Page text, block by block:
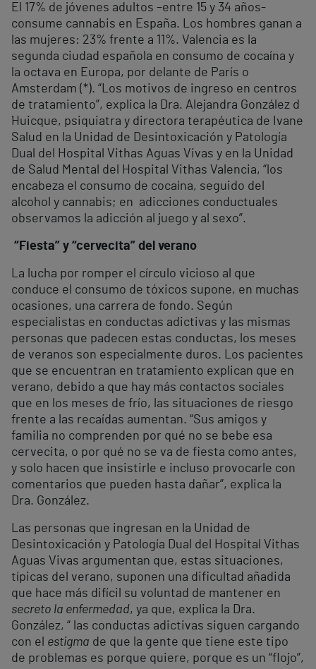
El 17% de jóvenes adultos –entre 15 y 34 años-
consume cannabis en España. Los hombres ganan a
las mujeres: 23% frente a 11%. Valencia es la
segunda ciudad española en consumo de cocaína y
la octava en Europa, por delante de París o
Amsterdam (*). “Los motivos de ingreso en centros
de tratamiento”, explica la Dra. Alejandra González d
´Huicque, psiquiatra y directora terapéutica de Ivane
Salud en la Unidad de Desintoxicación y Patología
Dual del Hospital Vithas Aguas Vivas y en la Unidad
de Salud Mental del Hospital Vithas Valencia, “los
encabeza el consumo de cocaína, seguido del
alcohol y cannabis; en adicciones conductuales
observamos la adicción al juego y al sexo”.
“Fiesta” y “cervecita” del verano
La lucha por romper el círculo vicioso al que
conduce el consumo de tóxicos supone, en muchas
ocasiones, una carrera de fondo. Según
especialistas en conductas adictivas y las mismas
personas que padecen estas conductas, los meses
de veranos son especialmente duros. Los pacientes
que se encuentran en tratamiento explican que en
verano, debido a que hay más contactos sociales
que en los meses de frío, las situaciones de riesgo
frente a las recaídas aumentan. “Sus amigos y
familia no comprenden por qué no se bebe esa
cervecita, o por qué no se va de fiesta como antes,
y solo hacen que insistirle e incluso provocarle con
comentarios que pueden hasta dañar”, explica la
Dra. González.
Las personas que ingresan en la Unidad de
Desintoxicación y Patología Dual del Hospital Vithas
Aguas Vivas argumentan que, estas situaciones,
típicas del verano, suponen una dificultad añadida
que hace más difícil su voluntad de mantener en
secreto la enfermedad, ya que, explica la Dra.
González, “ las conductas adictivas siguen cargando
con el estigma de que la gente que tiene este tipo
de problemas es porque quiere, porque es un “flojo”,